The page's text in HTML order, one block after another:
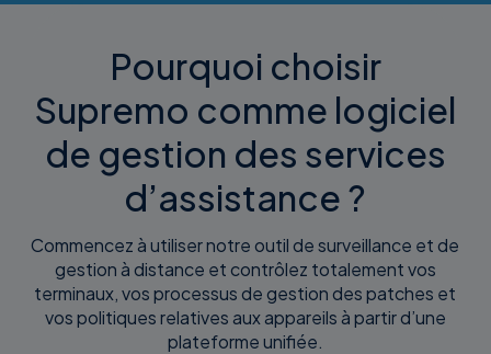
Pourquoi choisir
Supremo comme logiciel
de gestion des services
d’assistance ?
Commencez à utiliser notre outil de surveillance et de
gestion à distance et contrôlez totalement vos
terminaux, vos processus de gestion des patches et
vos politiques relatives aux appareils à partir d’une
plateforme unifiée.